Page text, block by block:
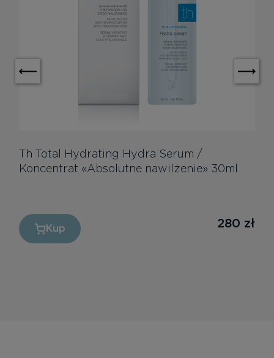
Th Total Hydrating Hydra Serum /
Koncentrat «Absolutne nawilżenie» 30ml
280 zł
Kup